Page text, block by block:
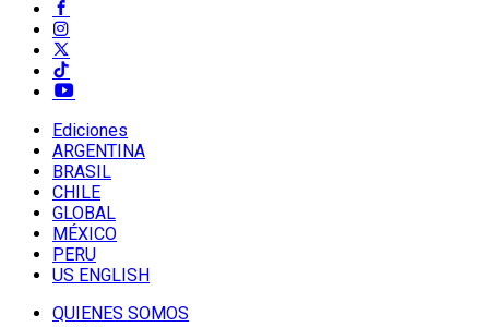
Ediciones
ARGENTINA
BRASIL
CHILE
GLOBAL
MÉXICO
PERU
US ENGLISH
QUIENES SOMOS